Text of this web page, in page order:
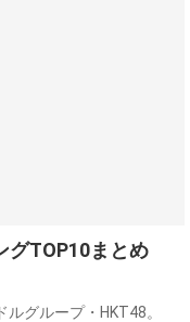
グTOP10まとめ
グループ・HKT48。